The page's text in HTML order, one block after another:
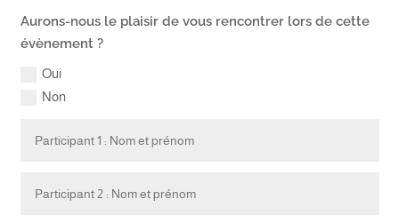
Aurons-nous le plaisir de vous rencontrer lors de cette
évènement ?
Oui
Non